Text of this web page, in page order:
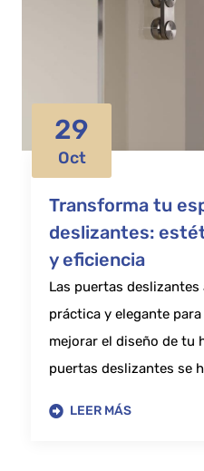
29
Oct
Transforma tu
deslizantes:
y eficiencia
Las puertas
práctica y elegante
mejorar el diseño de tu
puertas deslizantes se
LEER MÁS